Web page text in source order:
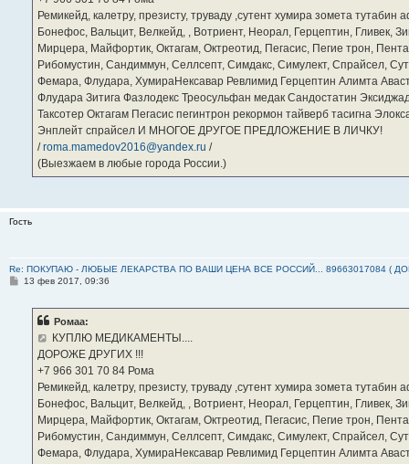
Ремикейд, калетру, презисту, труваду ,сутент хумира зомета
Бонефос, Вальцит, Велкейд, , Вотриент, Неорал, Герцептин, Гливек,
Мирцера, Майфортик, Октагам, Октреотид, Пегасис, Пегие трон,
Рибомустин, Сандиммун, Селлсепт, Симдакс, Симулект, Спрайсел,
Фемара, Флудара, ХумираНексавар Ревлимид Герцептин Алимта
Флудара Зитига Фазлодекс Треосульфан медак Сандостатин
Таксотер Октагам Пегасис пегинтрон рекормон тайверб тасигна
Энплейт спрайсел И МНОГОЕ ДРУГОЕ ПРЕДЛОЖЕНИЕ В ЛИЧКУ!
/roma.mamedov2016@yandex.ru /
(Выезжаем в любые города России.)
Гость
Re: ПОКУПАЮ - ЛЮБЫЕ ЛЕКАРСТВА ПО ВАШИ ЦЕНА ВСЕ РОССИЙ... 89663017084 (
С13 фев 2017, 09:36
Ромаа:
КУПЛЮ МЕДИКАМЕНТЫ....
ДОРОЖЕ ДРУГИХ !!!
‪+7 966 301 70 84‬ Рома
Ремикейд, калетру, презисту, труваду ,сутент хумира зомета
Бонефос, Вальцит, Велкейд, , Вотриент, Неорал, Герцептин, Гливек,
Мирцера, Майфортик, Октагам, Октреотид, Пегасис, Пегие трон,
Рибомустин, Сандиммун, Селлсепт, Симдакс, Симулект, Спрайсел,
Фемара, Флудара, ХумираНексавар Ревлимид Герцептин Алимта